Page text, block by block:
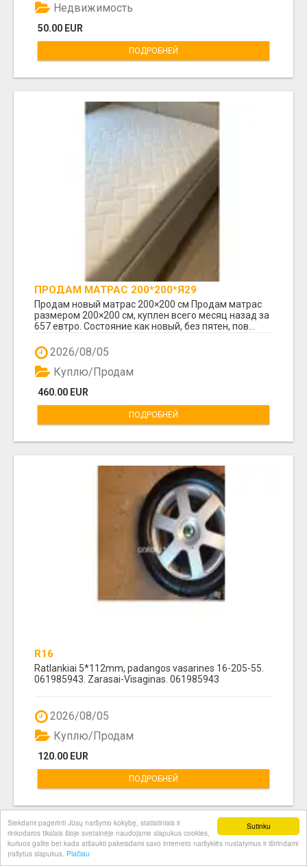
Sutinku
Siekdami pagerinti Jūsų naršymo kokybę, statistiniais ir
rinkodaros tikslais šioje svetainėje naudojame slapukus cookies,
kuriuos galite bet kada atšaukti pakeisdami savo interneto naršyklės nustatymus ir ištrindami
įrašytus slapukus. Plačiau
50.00 EUR
Недвижимость
ПОДРОБНЕЙ
ПРОДАМ МАТРАС 200*200*Я29
Продам новый матрас 200×200 см Продам матрас
размером 200×200 см, куплен всего месяц назад за
657 евтро. Состояние как новый, без пятен, пов...
2026/08/05
460.00 EUR
Куплю/Продам
ПОДРОБНЕЙ
R16
Ratlankiai 5*112mm, padangos vasarines 16-205-55.
061985943. Zarasai-Visaginas. 061985943
2026/08/05
120.00 EUR
Куплю/Продам
ПОДРОБНЕЙ